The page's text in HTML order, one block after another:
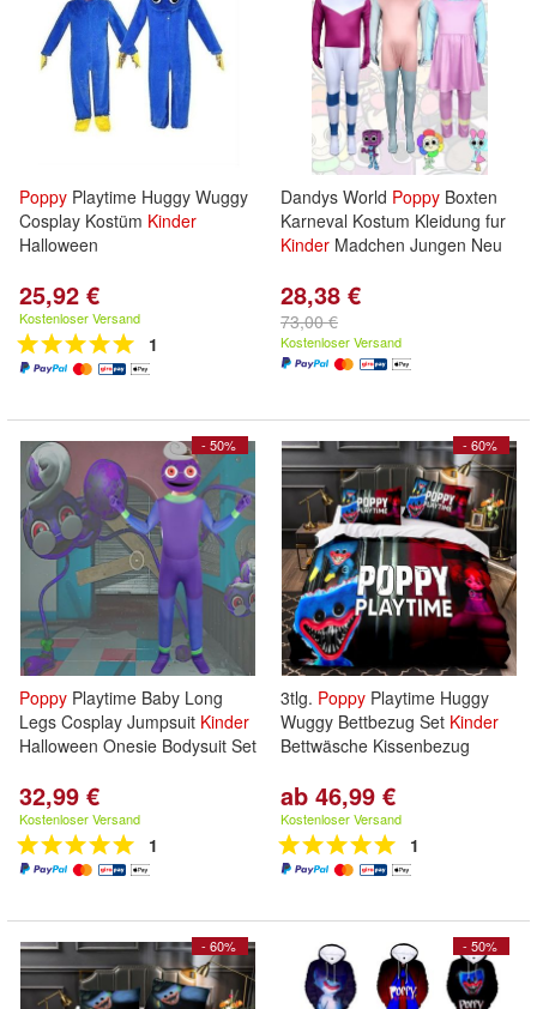
Poppy Playtime Huggy Wuggy
Cosplay Kostüm Kinder
Halloween
25,92 €
Kostenloser Versand
1
Dandys World Poppy Boxten
Karneval Kostum Kleidung fur
Kinder Madchen Jungen Neu
28,38 €
73,00 €
Kostenloser Versand
- 50%
Poppy Playtime Baby Long
Legs Cosplay Jumpsuit Kinder
Halloween Onesie Bodysuit Set
32,99 €
Kostenloser Versand
1
- 60%
3tlg. Poppy Playtime Huggy
Wuggy Bettbezug Set Kinder
Bettwäsche Kissenbezug
ab 46,99 €
Kostenloser Versand
1
- 60% - 50%